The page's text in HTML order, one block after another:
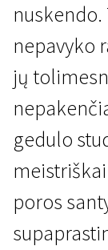
Naujienos iš Šiaurės
Iš
1 val. 48 min. |
nepavyko
jų
gedulo
poros